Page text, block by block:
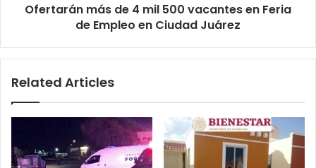
Ofertarán más de 4 mil 500 vacantes en Feria
de Empleo en Ciudad Juárez
Related Articles